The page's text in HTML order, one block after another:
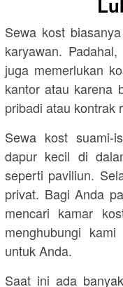
Sewa kost
karyawan.
juga memerlukan
kantor atau karena
pribadi atau kontrak
Sewa kost suami-
dapur kecil di
seperti paviliun.
privat. Bagi Anda
mencari kamar
menghubungi
untuk Anda.
Saat ini ada